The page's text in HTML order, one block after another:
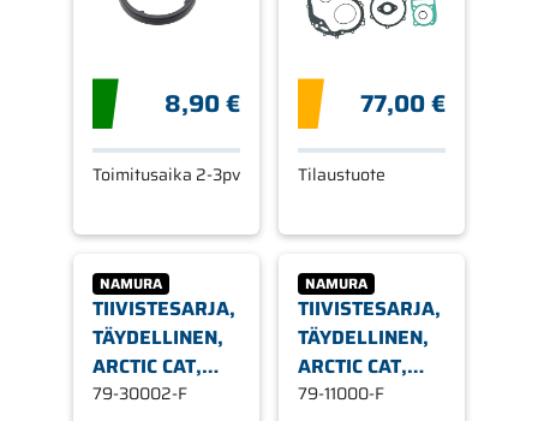
8,90 €
Toimitusaika 2-3pv
77,00 €
Tilaustuote
NAMURA
TIIVISTESARJA,
TÄYDELLINEN,
ARCTIC CAT,
KAWASAKI,
79-30002-F
NAMURA
TIIVISTESARJA,
TÄYDELLINEN,
ARCTIC CAT,
SUZUKI
79-11000-F